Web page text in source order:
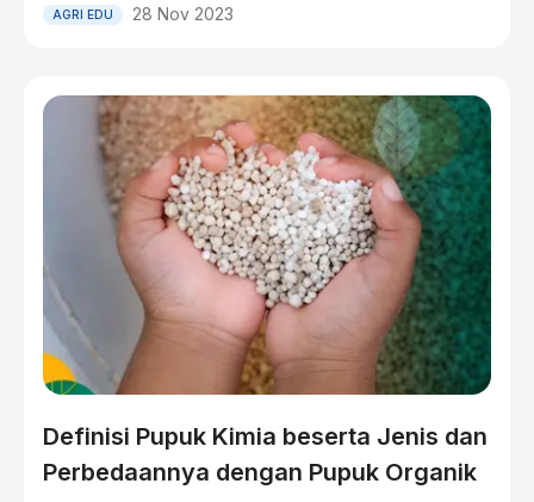
AGRI EDU 28 Nov 2023
Definisi Pupuk Kimia beserta Jenis dan
Perbedaannya dengan Pupuk Organik